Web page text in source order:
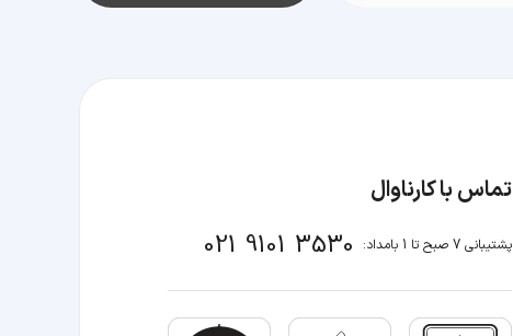
تماس با کارناوال
پشتیبانی 7 صبح تا 1 بامداد: 021 9101 3530